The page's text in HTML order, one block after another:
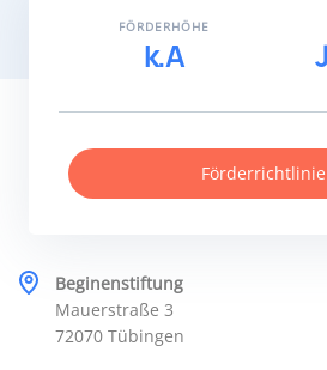
Beginenstiftung
Mauerstraße 3
72070 Tübingen
FÖRDERHÖHE
k.A